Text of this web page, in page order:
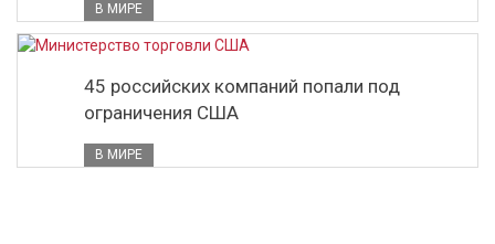
В МИРЕ
45 российских компаний попали под
ограничения США
В МИРЕ